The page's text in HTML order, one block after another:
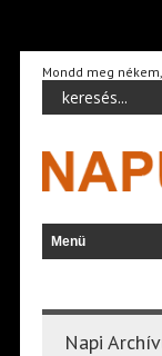
Mondd meg
Napi